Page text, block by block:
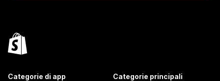
Categorie di app Categorie principali